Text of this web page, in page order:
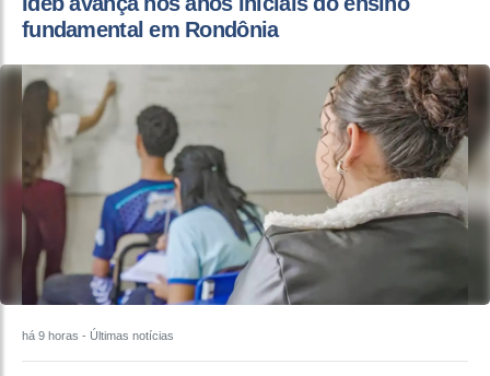
fundamental em Rondônia
há 9 horas - Últimas notícias